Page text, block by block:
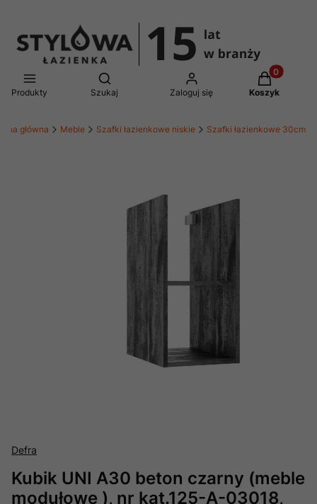
Produkty
Otwórz wyszukiwarkę
Szukaj Zaloguj się
Produkty
Koszyk
główna Meble Szafki łazienkowe niskie Szafki łazienkowe 30cm
Defra
Kubik UNI A30 beton czarny (meble
modułowe ), nr kat.125-A-03018,